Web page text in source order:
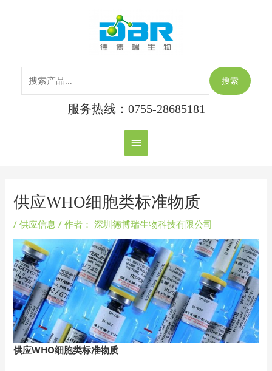
主
菜
单
搜索
服务热线：0755-28685181
供应WHO细胞类标准物质
/供应信息 / 作者： 深圳德博瑞生物科技有限公司
供应WHO细胞类标准物质